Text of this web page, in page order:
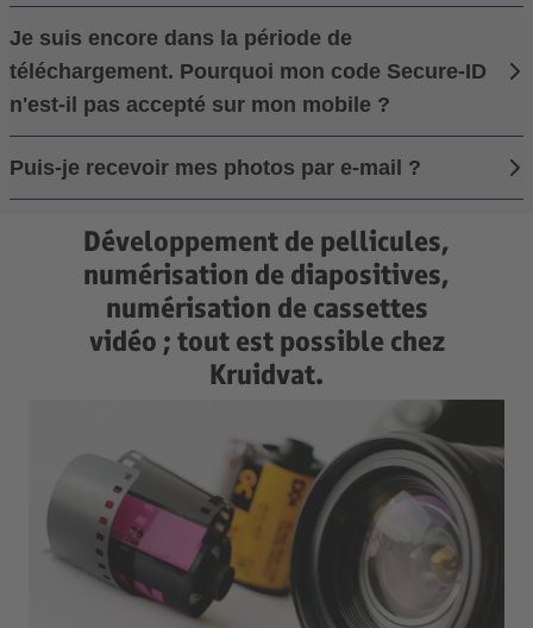
Je suis encore dans la période de
téléchargement. Pourquoi mon code Secure-ID
n'est-il pas accepté sur mon mobile ?
Puis-je recevoir mes photos par e-mail ?
Développement de pellicules,
numérisation de diapositives,
numérisation de cassettes
vidéo ; tout est possible chez
Kruidvat.